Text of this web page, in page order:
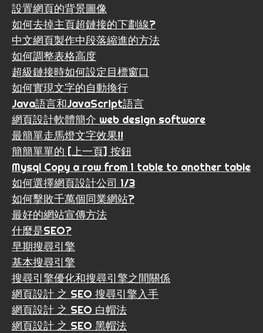
設置網頁的背景圖像
如何去掉主頁超鏈接的下劃線?
中文網頁製作中段落縮進的方法
如何調整表格高度
超級鏈接時如何設定目標窗口
如何實現文字的自動換行
Java語言和JavaScript語言
網頁設計軟體簡介 web design software
最簡單走馬燈文字效果!!
簡簡單單的 [上一頁] 按鈕
Mysql Copy a row from 1 table to another table
如何選擇網頁設計公司 1/3
如何擊敗千萬個同業網站?
最好的網站宣傳方法
什麼是SEO?
早期搜尋引擎
基本搜尋引擎
搜尋引擎優化和搜尋引擎之間關係
網頁設計 之 SEO 搜尋引擎入手
網頁設計 之 SEO 白帽法
網頁設計 之 SEO 黑帽法